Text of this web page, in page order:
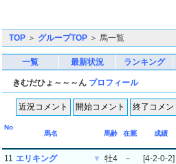
TOP ＞ グループTOP ＞ 馬一覧
一覧 最新状況 ランキング
きむだひょ～～～ん プロフィール
No
馬名
馬齢 在厩 成績
11 エリキング ▼ 牡4 －
[4-2-0-2]